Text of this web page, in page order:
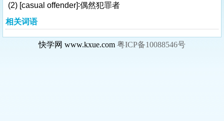
(2) [casual offender]∶偶然犯罪者
相关词语
快学网 www.kxue.com 粤ICP备10088546号